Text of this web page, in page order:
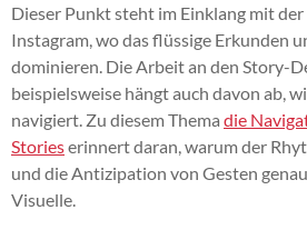
Dieser Punkt steht im Einklang mit
Instagram, wo das flüssige Erkunden
dominieren. Die Arbeit an den Story-
beispielsweise hängt auch davon ab,
navigiert. Zu diesem Thema die
Storieserinnert daran, warum der
und die Antizipation von Gesten
Visuelle.